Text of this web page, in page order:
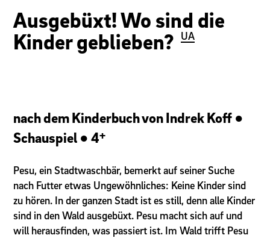
Ausgebüxt! Wo sind die
Kinder geblieben?
UA
nach dem Kinderbuch von Indrek Koff
Schauspiel
4+
Pesu, ein Stadtwaschbär, bemerkt auf seiner Suche
nach Futter etwas Ungewöhnliches: Keine Kinder sind
zu hören. In der ganzen Stadt ist es still, denn alle Kinder
sind in den Wald ausgebüxt. Pesu macht sich auf und
will herausfinden, was passiert ist. Im Wald trifft Pesu